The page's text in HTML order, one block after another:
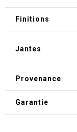
Finitions
Jantes
Provenance
Garantie